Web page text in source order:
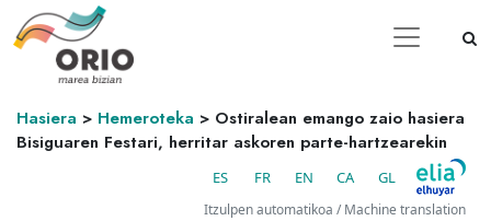
Hasiera > Hemeroteka > Ostiralean emango zaio hasiera
Bisiguaren Festari, herritar askoren parte-hartzearekin
ES FR EN CA GL
Itzulpen automatikoa / Machine translation